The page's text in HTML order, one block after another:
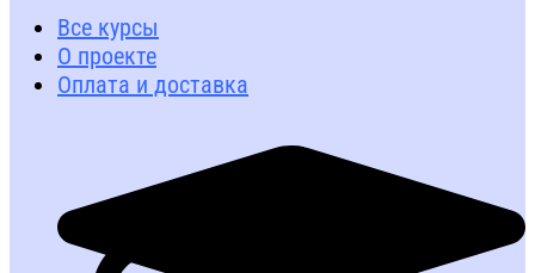
Все курсы
О проекте
Оплата и доставка